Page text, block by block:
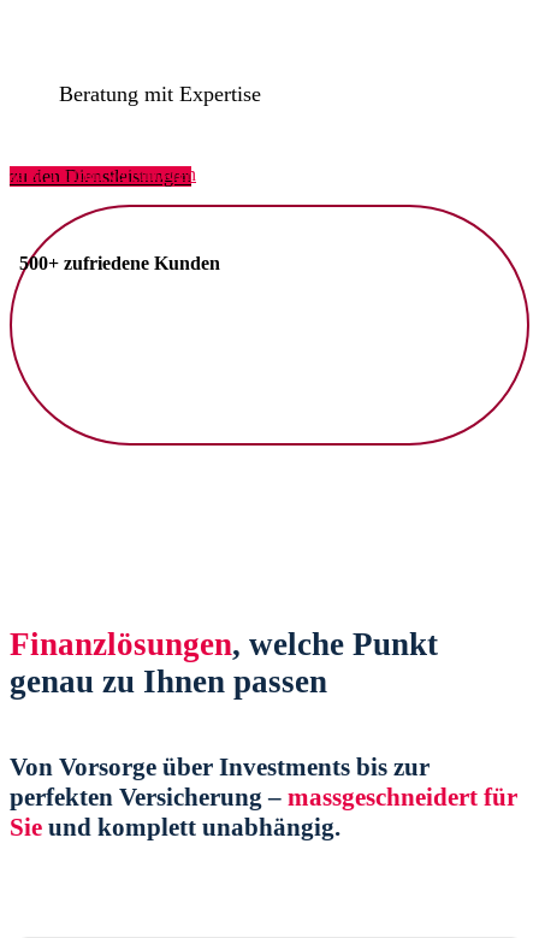
Beratung mit Expertise
zu den Dienstleistungen
Jetzt Termin vereinbaren
500+ zufriedene Kunden
Finanzlösungen, welche Punkt
genau zu Ihnen passen
Von Vorsorge über Investments bis zur
perfekten Versicherung – massgeschneidert für
Sie und komplett unabhängig.